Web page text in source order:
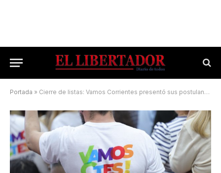
Portada » Cierre de listas: Vamos Corrientes presentó sus postulantes